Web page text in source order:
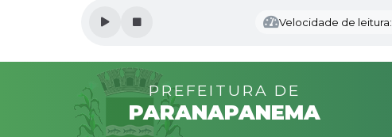
Velocidade de leitura:
PREFEITURA DE
PARANAPANEMA